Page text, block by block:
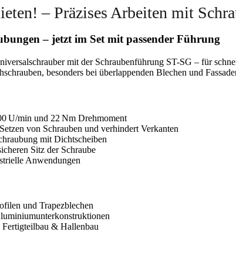
– Präzises Arbeiten mit
– jetzt im Set mit passender Führung
mit der Schraubenführung ST-SG – für
besonders bei überlappenden Blechen und
U/min und 22 Nm Drehmoment
von Schrauben und verhindert Verkanten
mit Dichtscheiben
Sitz der Schraube
Anwendungen
und Trapezblechen
Fertigteilbau & Hallenbau